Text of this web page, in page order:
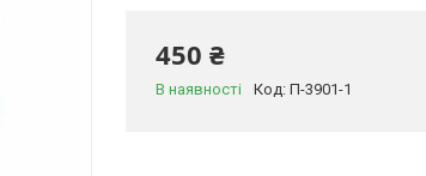
450 ₴
В наявності Код: П-3901-1